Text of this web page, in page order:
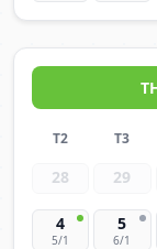
T2 T3
28 29
4
5/1
5
6/1